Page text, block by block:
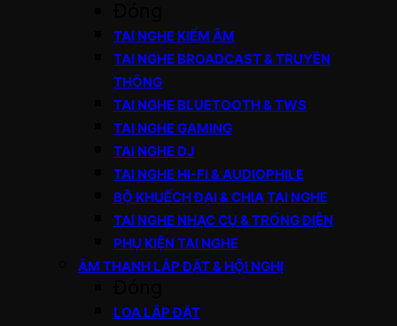
TAI NGHE KIỂM ÂM
TAI NGHE BROADCAST & TRUYỀN
THÔNG
TAI NGHE BLUETOOTH & TWS
TAI NGHE GAMING
TAI NGHE DJ
TAI NGHE HI-FI & AUDIOPHILE
BỘ KHUẾCH ĐẠI & CHIA TAI NGHE
TAI NGHE NHẠC CỤ & TRỐNG ĐIỆN
PHỤ KIỆN TAI NGHE
ÂM THANH LẮP ĐẶT & HỘI NGHỊ
LOA LẮP ĐẶT